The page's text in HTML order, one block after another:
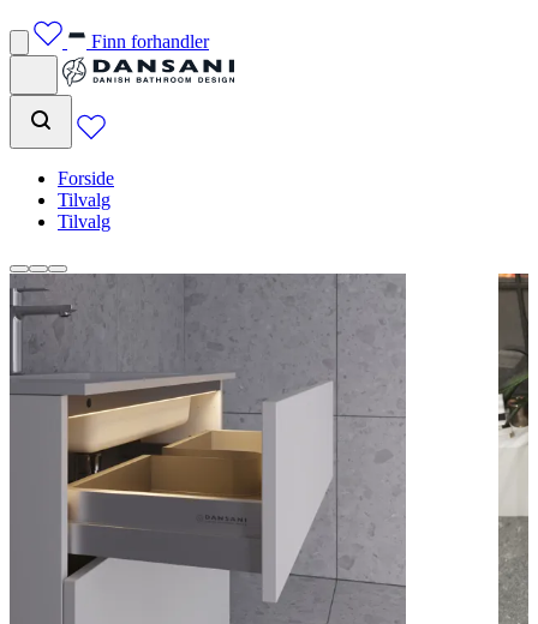
Finn forhandler
Forside
Tilvalg
Tilvalg